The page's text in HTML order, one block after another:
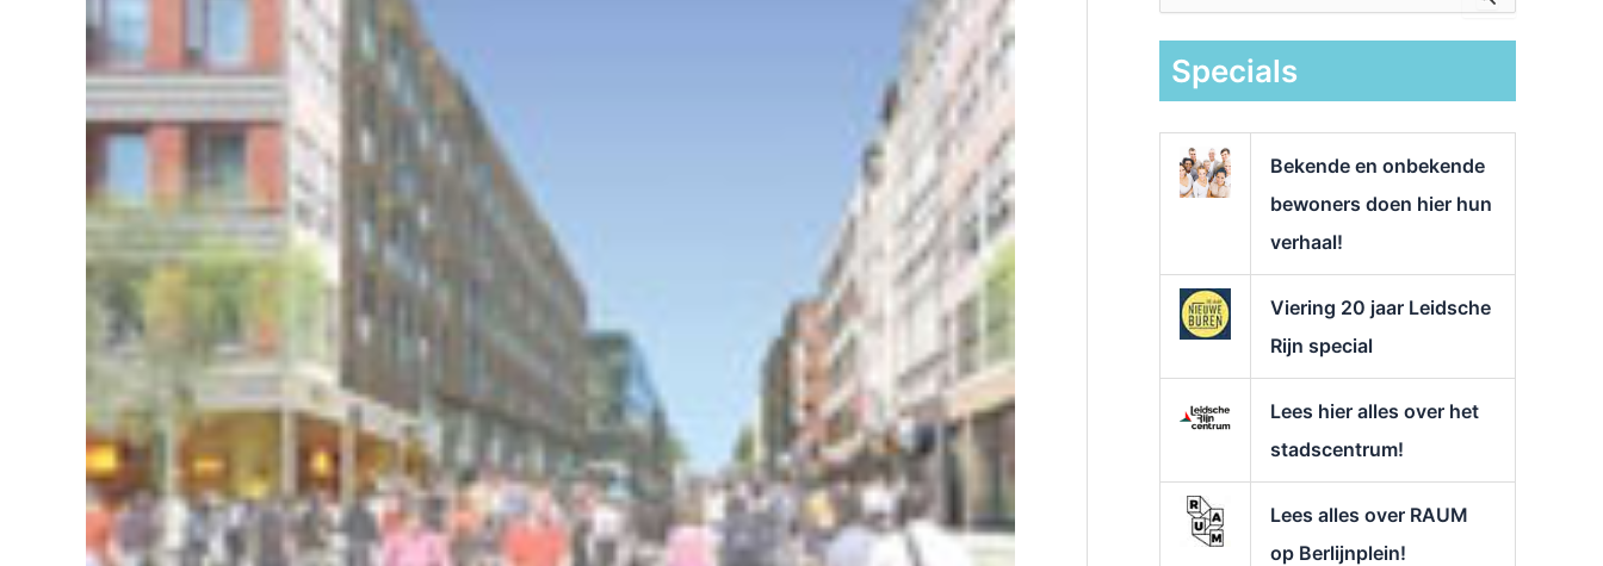
k
Specials
Bekende en onbekende
bewoners doen hier hun
verhaal!
Viering 20 jaar Leidsche
Rijn special
Lees hier alles over het
stadscentrum!
Lees alles over RAUM
op Berlijnplein!